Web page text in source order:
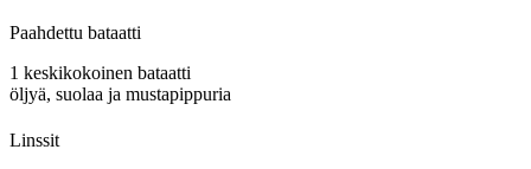
Paahdettu bataatti
1 keskikokoinen bataatti
öljyä, suolaa ja mustapippuria
Linssit